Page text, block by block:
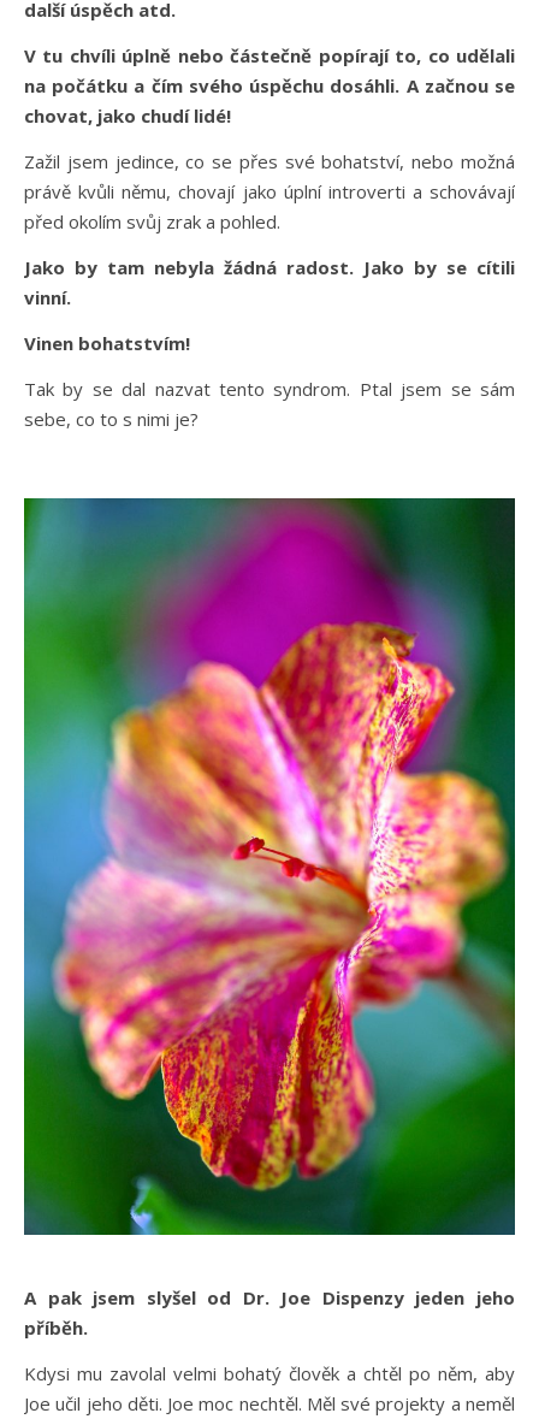
další úspěch atd.
V tu chvíli úplně nebo částečně popírají to, co udělali
na počátku a čím svého úspěchu dosáhli. A začnou se
chovat, jako chudí lidé!
Zažil jsem jedince, co se přes své bohatství, nebo možná
právě kvůli němu, chovají jako úplní introverti a schovávají
před okolím svůj zrak a pohled.
Jako by tam nebyla žádná radost. Jako by se cítili
vinní.
Vinen bohatstvím!
Tak by se dal nazvat tento syndrom. Ptal jsem se sám
sebe, co to s nimi je?
A pak jsem slyšel od Dr. Joe Dispenzy jeden jeho
příběh.
Kdysi mu zavolal velmi bohatý člověk a chtěl po něm, aby
Joe učil jeho děti. Joe moc nechtěl. Měl své projekty a neměl